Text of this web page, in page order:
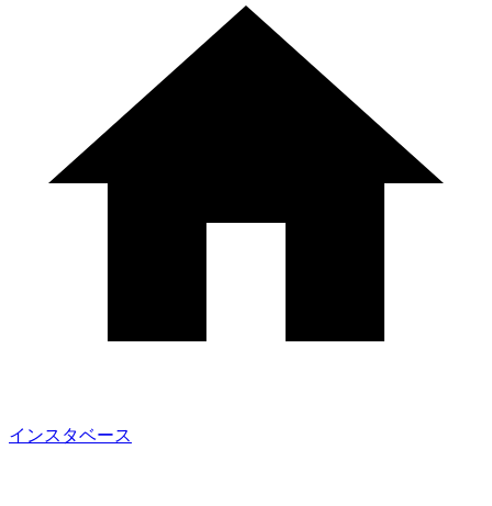
インスタベース